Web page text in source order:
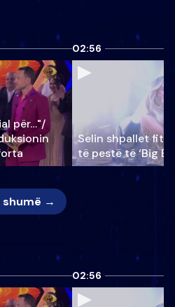
për…"/
02:56
Selin shpallet
të pestë të ‘Big
shumë →
02:56